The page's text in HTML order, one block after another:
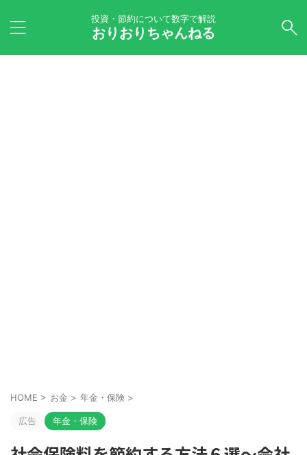
投資・節約について数字で解説
おりおりちゃんねる
HOME > お金 > 年金・保険 >
広告 年金・保険